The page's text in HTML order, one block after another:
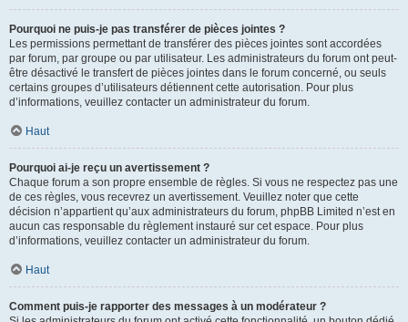
Pourquoi ne puis-je pas transférer de pièces jointes ?
Les permissions permettant de transférer des pièces jointes sont accordées
par forum, par groupe ou par utilisateur. Les administrateurs du forum ont peut-
être désactivé le transfert de pièces jointes dans le forum concerné, ou seuls
certains groupes d’utilisateurs détiennent cette autorisation. Pour plus
d’informations, veuillez contacter un administrateur du forum.
Haut
Pourquoi ai-je reçu un avertissement ?
Chaque forum a son propre ensemble de règles. Si vous ne respectez pas une
de ces règles, vous recevrez un avertissement. Veuillez noter que cette
décision n’appartient qu’aux administrateurs du forum, phpBB Limited n’est en
aucun cas responsable du règlement instauré sur cet espace. Pour plus
d’informations, veuillez contacter un administrateur du forum.
Haut
Comment puis-je rapporter des messages à un modérateur ?